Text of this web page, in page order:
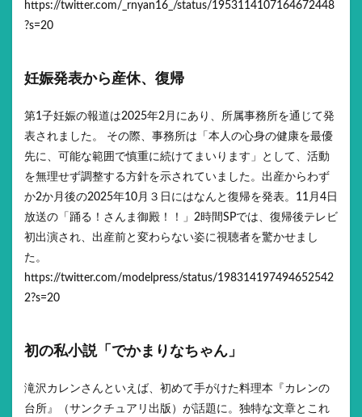
https://twitter.com/_rnyan16_/status/1953114107164672448
?s=20
妊娠発表から産休、復帰
第1子妊娠の報道は2025年2月にあり、所属事務所を通じて発
表されました。 その際、事務所は「本人の心身の健康を最優
先に、可能な範囲で慎重に続けてまいります」として、活動
を無理せず調整する方針を示されていました。出産からわず
か2か月後の2025年10月３日にはなんと復帰を発表。11月4日
放送の「踊る！さんま御殿！！」2時間SPでは、復帰後テレビ
初出演され、出産前と変わらない姿に視聴者を驚かせまし
た。
https://twitter.com/modelpress/status/198314197494652542
2?s=20
初の私小説「でかまりなちゃん」
滝沢カレンさんといえば、初めて手がけた料理本『カレンの
台所』（サンクチュアリ出版）が話題に。独特な文章とこれ